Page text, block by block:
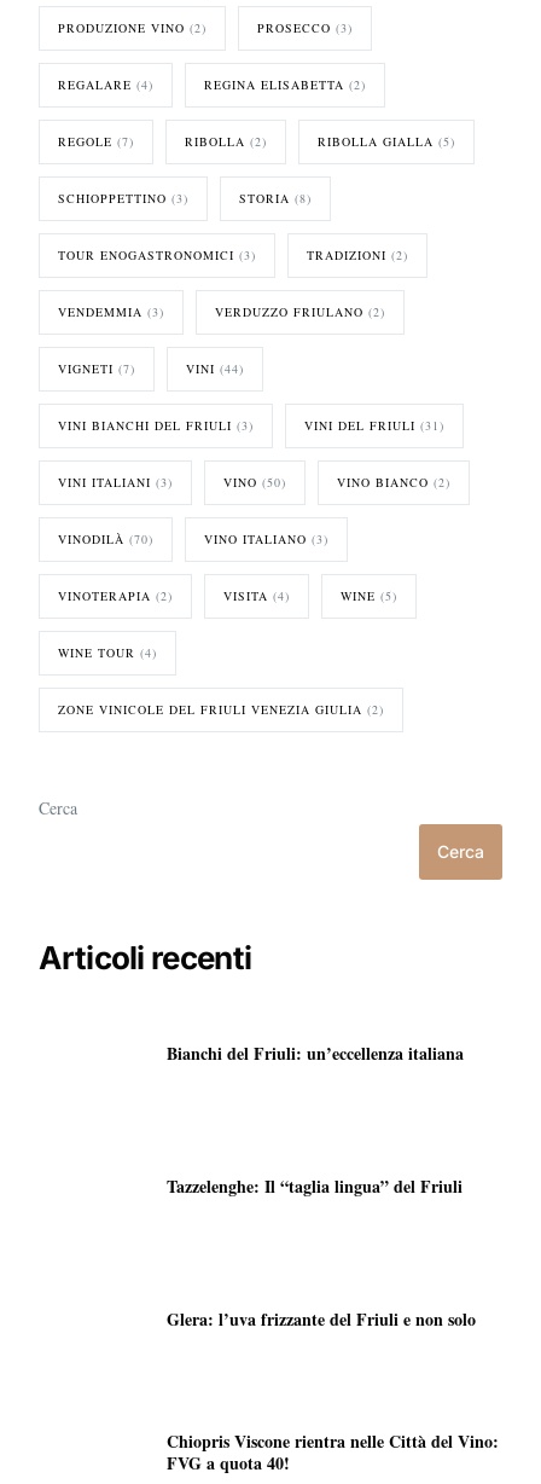
PRODUZIONE VINO (2) PROSECCO (3)
REGALARE (4) REGINA ELISABETTA (2)
REGOLE (7) RIBOLLA (2) RIBOLLA GIALLA (5)
SCHIOPPETTINO (3) STORIA (8)
TOUR ENOGASTRONOMICI (3) TRADIZIONI (2)
VENDEMMIA (3) VERDUZZO FRIULANO (2)
VIGNETI (7) VINI (44)
VINI BIANCHI DEL FRIULI (3) VINI DEL FRIULI (31)
VINI ITALIANI (3) VINO (50) VINO BIANCO (2)
VINODILÀ (70) VINO ITALIANO (3)
VINOTERAPIA (2) VISITA (4) WINE (5)
WINE TOUR (4)
ZONE VINICOLE DEL FRIULI VENEZIA GIULIA (2)
Cerca
Cerca
Articoli recenti
Bianchi del Friuli: un’eccellenza italiana
Tazzelenghe: Il “taglia lingua” del Friuli
Glera: l’uva frizzante del Friuli e non solo
Chiopris Viscone rientra nelle Città del Vino:
FVG a quota 40!